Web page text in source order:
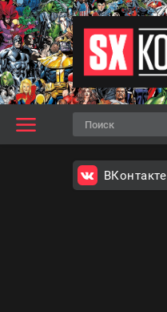
ВКонтакте